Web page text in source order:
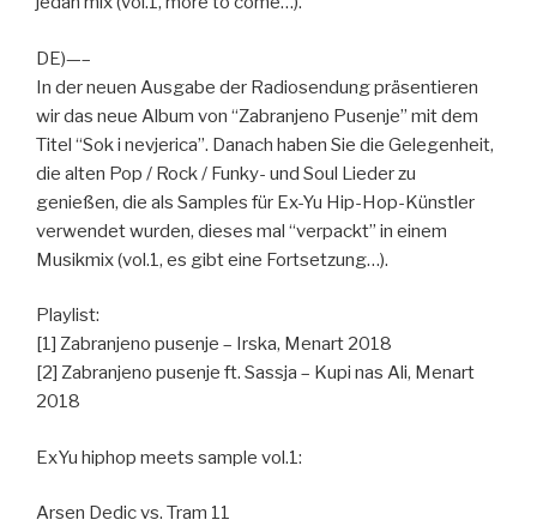
DE)—–
In der neuen Ausgabe der Radiosendung präsentieren
wir das neue Album von “Zabranjeno Pusenje” mit dem
Titel “Sok i nevjerica”. Danach haben Sie die Gelegenheit,
die alten Pop / Rock / Funky- und Soul Lieder zu
genießen, die als Samples für Ex-Yu Hip-Hop-Künstler
verwendet wurden, dieses mal “verpackt” in einem
Musikmix (vol.1, es gibt eine Fortsetzung…).
Playlist:
[1] Zabranjeno pusenje – Irska, Menart 2018
[2] Zabranjeno pusenje ft. Sassja – Kupi nas Ali, Menart
2018
ExYu hiphop meets sample vol.1:
Arsen Dedic vs. Tram 11